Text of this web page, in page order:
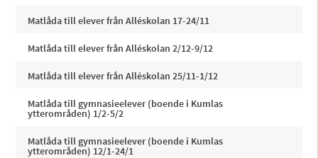
Matlåda till elever från Alléskolan 17-24/11
Matlåda till elever från Alléskolan 2/12-9/12
Matlåda till elever från Alléskolan 25/11-1/12
Matlåda till gymnasieelever (boende i Kumlas
ytterområden) 1/2-5/2
Matlåda till gymnasieelever (boende i Kumlas
ytterområden) 12/1-24/1